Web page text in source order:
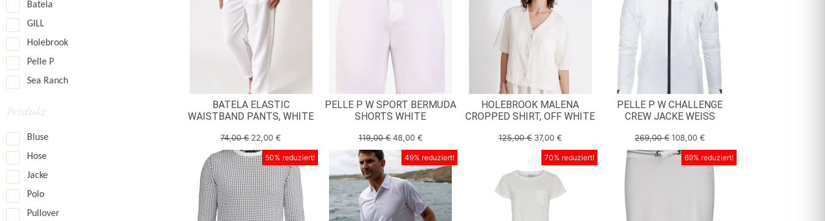
S
XL
XS
XXL
Batela
GILL
Holebrook
Pelle P
Sea Ranch
Produkt
Bluse
Hose
Jacke
Polo
Pullover
BATELA ELASTIC
WAISTBAND PANTS, WHITE
74,00€ 22,00€
PELLE P W SPORT BERMUDA
SHORTS WHITE
119,00€ 48,00 €
HOLEBROOK MALENA
CROPPED SHIRT, OFF WHITE
125,00€ 37,00 €
PELLE P W CHALLENGE
CREW JACKE WEISS
269,00€ 108,00 €
50% reduziert! 49% reduziert! 70% reduziert! 69% reduziert!